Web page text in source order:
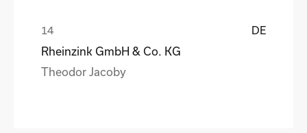
DE
Rheinzink GmbH & Co. KG
Theodor Jacoby